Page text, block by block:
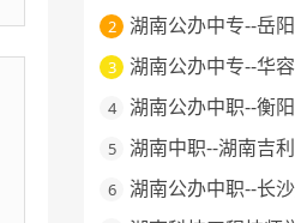
2
3
4
5
6